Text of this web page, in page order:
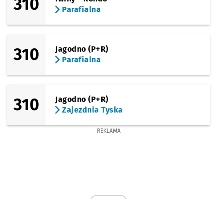
310
Parafialna
310
Jagodno (P+R)
Parafialna
310
Jagodno (P+R)
Zajezdnia Tyska
REKLAMA